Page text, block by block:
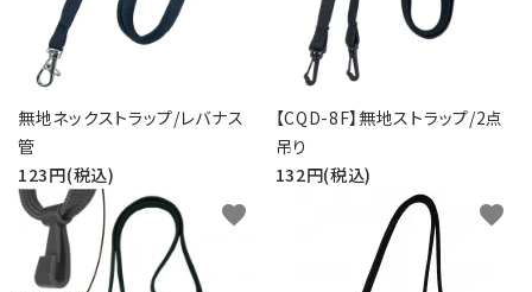
無地ネックストラップ/レバナス
管
123円(税込)
【CQD-8F】無地ストラップ/2点
吊り
132円(税込)
favorite favorite